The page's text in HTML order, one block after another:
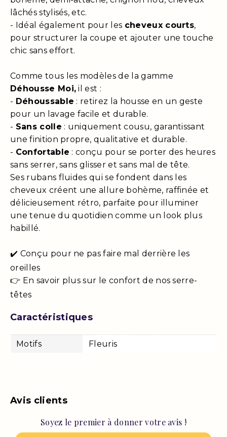
lâchés stylisés, etc.
- Idéal également pour les cheveux courts,
pour structurer la coupe et ajouter une touche
chic sans effort.
Comme tous les modèles de la gamme
Déhousse Moi, il est :
- Déhoussable : retirez la housse en un geste
pour un lavage facile et durable.
- Sans colle : uniquement cousu, garantissant
une finition propre, qualitative et durable.
- Confortable : conçu pour se porter des heures
sans serrer, sans glisser et sans mal de tête.
Ses rubans fluides qui se fondent dans les
cheveux créent une allure bohème, raffinée et
délicieusement rétro, parfaite pour illuminer
une tenue du quotidien comme un look plus
habillé.
✔️ Conçu pour ne pas faire mal derrière les
oreilles
👉 En savoir plus sur le confort de nos serre-
têtes
Caractéristiques
Motifs Fleuris
Avis clients
Soyez le premier à donner votre avis !